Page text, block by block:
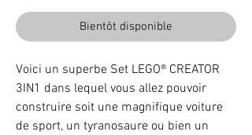
Bientôt disponible
Voici un superbe Set LEGO® CREATOR
3IN1 dans lequel vous allez pouvoir
construire soit une magnifique voiture
de sport, un tyranosaure ou bien un